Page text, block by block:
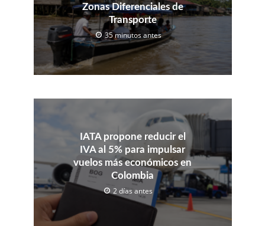
Zonas Diferenciales de
Transporte
35 minutos antes
IATA propone reducir el
IVA al 5% para impulsar
vuelos más económicos en
Colombia
2 días antes